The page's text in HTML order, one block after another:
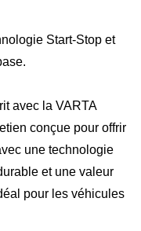
Start-Stop et
avec la VARTA
conçue pour offrir
une technologie
et une valeur
pour les véhicules